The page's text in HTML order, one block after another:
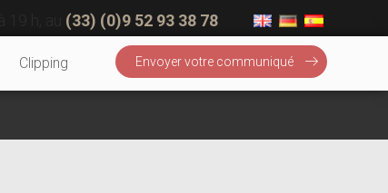
(33) (0)9 52 93 38 78
Clipping Envoyer votre communiqué